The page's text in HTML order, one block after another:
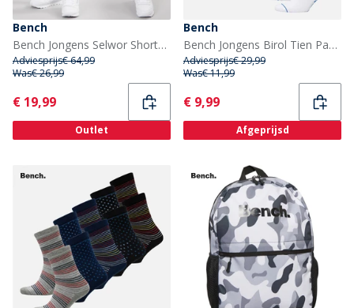
Bench
Bench Jongens Selwor Shorts Set van 2 Teal/Zwart
Adviesprijs€ 64,99
Was€ 26,99
Current
€ 19,99
Outlet
Bench
Bench Jongens Birol Tien Pack Sportsokken Wit
Adviesprijs€ 29,99
Was€ 11,99
Current
€ 9,99
Afgeprijsd